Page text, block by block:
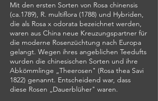
Mit den ersten Sorten von Rosa chinensis
(ca.1789), R. multiflora (1788) und Hybriden,
die als Rosa x odorata bezeichnet werden,
waren aus China neue Kreuzungspartner für
die moderne Rosenzüchtung nach Europa
gelangt. Wegen ihres angeblichen Teedufts
wurden die chinesischen Sorten und ihre
Abkömmlinge „Theerosen" (Rosa thea Savi
1822) genannt. Entscheidend war, dass
diese Rosen „Dauerblüher" waren.